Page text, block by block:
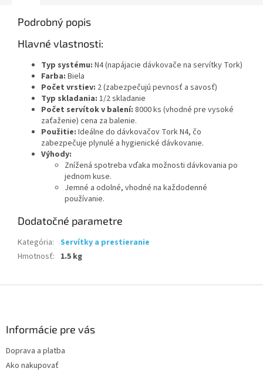
Podrobný popis
Hlavné vlastnosti:
Typ systému: N4 (napájacie dávkovače na servítky Tork)
Farba: Biela
Počet vrstiev: 2 (zabezpečujú pevnosť a savosť)
Typ skladania: 1/2 skladanie
Počet servítok v balení: 8000 ks (vhodné pre vysoké
zaťaženie) cena za balenie.
Použitie: Ideálne do dávkovačov Tork N4, čo
zabezpečuje plynulé a hygienické dávkovanie.
Výhody:
Znížená spotreba vďaka možnosti dávkovania po
jednom kuse.
Jemné a odolné, vhodné na každodenné
používanie.
Dodatočné parametre
Kategória: Servítky a prestieranie
Hmotnosť: 1.5 kg
Informácie pre vás
Doprava a platba
Ako nakupovať